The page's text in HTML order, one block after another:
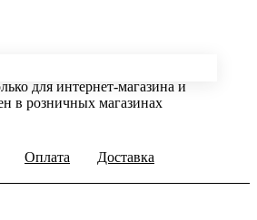
для интернет-магазина и
в розничных магазинах
Оплата Доставка